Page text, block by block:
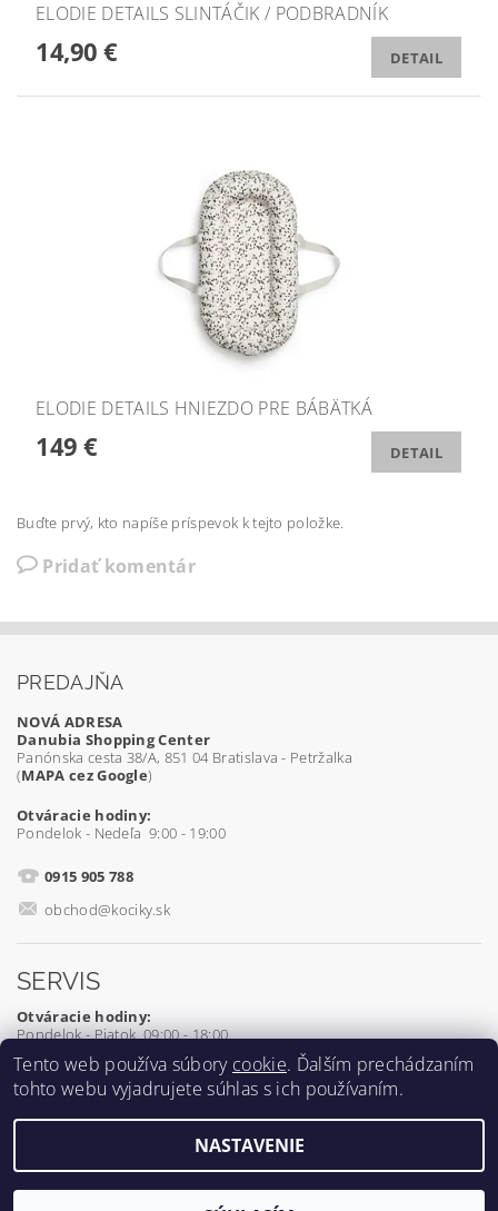
ELODIE DETAILS SLINTÁČIK / PODBRADNÍK
14,90 € DETAIL
ELODIE DETAILS HNIEZDO PRE BÁBÄTKÁ
149 € DETAIL
Buďte prvý, kto napíše príspevok k tejto položke.
Pridať komentár
PREDAJŇA
NOVÁ ADRESA
Danubia Shopping Center
Panónska cesta 38/A, 851 04 Bratislava - Petržalka
(MAPA cez Google)
Otváracie hodiny:
Pondelok - Nedeľa 9:00 - 19:00
0915 905 788
obchod@kociky.sk
SERVIS
Otváracie hodiny:
Pondelok - Piatok 09:00 - 18:00
0905 539 927
2026 ©Kociky.sk, všetky práva vyhradené
Tento web používa súbory cookie. Ďalším prechádzaním
tohto webu vyjadrujete súhlas s ich používaním.
NASTAVENIE